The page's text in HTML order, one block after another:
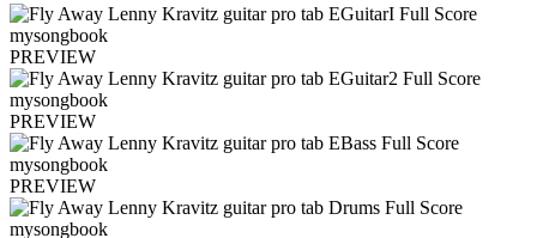
PREVIEW
PREVIEW
PREVIEW